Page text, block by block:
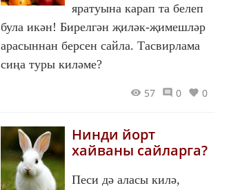
яратуына карап та белеп
була икән! Бирелгән җиләк-җимешләр
арасыннан берсен сайла. Тасвирлама
сиңа туры киләме?
57 0 0
Нинди йорт
хайваны сайларга?
Песи дә аласы килә,